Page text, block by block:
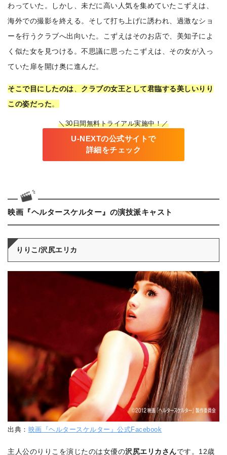
わっていた。しかし、未だに高い人気を集めていたこずえは、
海外での撮影を終える。そして打ち上げに誘われ、過激なショ
ーを行うクラブへ出向いた。こずえはそのお店で、美知子によ
く似た女を見つける。不思議に思ったこずえは、その女が入っ
ていた扉を開け奥に進んだ。
そこで目にしたのは
クラブの女王として君臨する美しいりり
この姿だった。
＼30日間無料トライアル実施中！／
U-NEXTの公式サイトで
詳細をチェック
映画『ヘルタースケルター』の演技派キャスト
りりこ/沢尻エリカ
出典： 映画『ヘルタースケルター』公式Facebook
主人公のりりこを演じたのは女優の沢尻エリカさんです。12歳